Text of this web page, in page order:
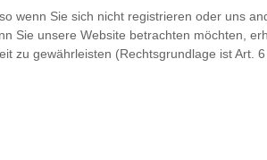
wenn Sie sich nicht registrieren oder uns
Sie unsere Website betrachten möchten,
zu gewährleisten (Rechtsgrundlage ist Art.